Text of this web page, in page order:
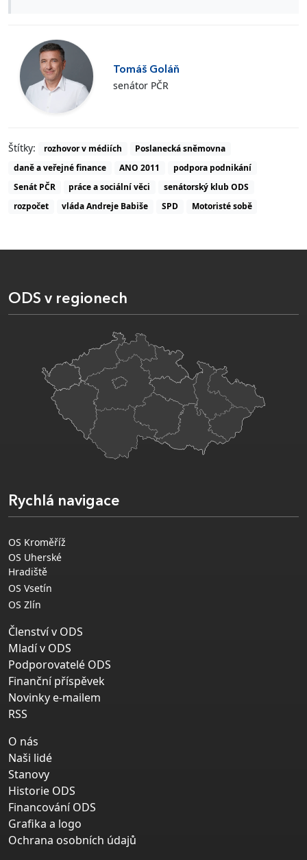
Tomáš Goláň
senátor PČR
Štítky: rozhovor v médiích
Poslanecká sněmovna
daně a veřejné finance
ANO 2011
podpora podnikání
Senát PČR
práce a sociální věci
senátorský klub ODS
rozpočet
vláda Andreje Babiše SPD Motoristé sobě
ODS v regionech
Rychlá navigace
OS Kroměříž
OS Uherské
Hradiště
OS Vsetín
OS Zlín
Členství v ODS
Mladí v ODS
Podporovatelé ODS
Finanční příspěvek
Novinky e-mailem
RSS
O nás
Naši lidé
Stanovy
Historie ODS
Financování ODS
Grafika a logo
Ochrana osobních údajů